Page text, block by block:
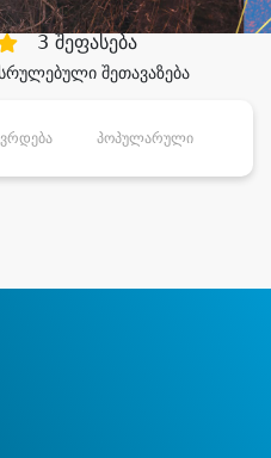
შეთავაზება
3 შეფასება
პოპულარული